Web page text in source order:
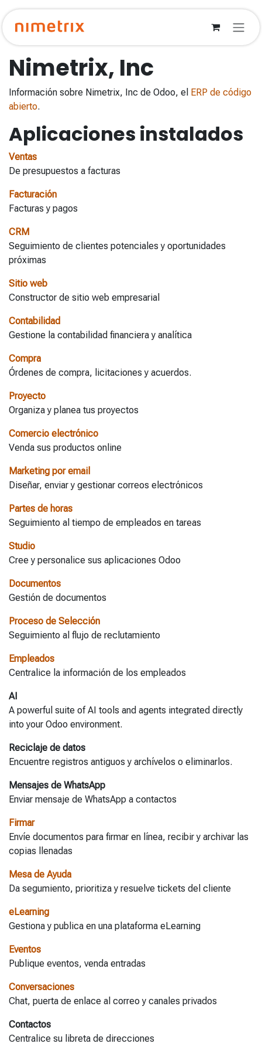
Ir al contenido
Nimetrix, Inc
Información sobre Nimetrix, Inc de Odoo, el ERP de código
abierto.
Aplicaciones instalados
Ventas
De presupuestos a facturas
Facturación
Facturas y pagos
CRM
Seguimiento de clientes potenciales y oportunidades
próximas
Sitio web
Constructor de sitio web empresarial
Contabilidad
Gestione la contabilidad financiera y analítica
Compra
Órdenes de compra, licitaciones y acuerdos.
Proyecto
Organiza y planea tus proyectos
Comercio electrónico
Venda sus productos online
Marketing por email
Diseñar, enviar y gestionar correos electrónicos
Partes de horas
Seguimiento al tiempo de empleados en tareas
Studio
Cree y personalice sus aplicaciones Odoo
Documentos
Gestión de documentos
Proceso de Selección
Seguimiento al flujo de reclutamiento
Empleados
Centralice la información de los empleados
AI
A powerful suite of AI tools and agents integrated directly
into your Odoo environment.
Reciclaje de datos
Encuentre registros antiguos y archívelos o eliminarlos.
Mensajes de WhatsApp
Enviar mensaje de WhatsApp a contactos
Firmar
Envíe documentos para firmar en línea, recibir y archivar las
copias llenadas
Mesa de Ayuda
Da segumiento, prioritiza y resuelve tickets del cliente
eLearning
Gestiona y publica en una plataforma eLearning
Eventos
Publique eventos, venda entradas
Conversaciones
Chat, puerta de enlace al correo y canales privados
Contactos
Centralice su libreta de direcciones